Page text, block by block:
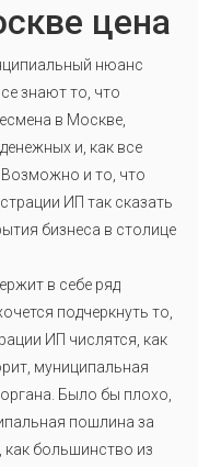
цена
нюанс
знают то, что
в Москве,
и, как все
и то, что
ИП так сказать
бизнеса в столице
в себе ряд
подчеркнуть то,
ИП числятся, как
муниципальная
Было бы плохо,
пошлина за
большинство из